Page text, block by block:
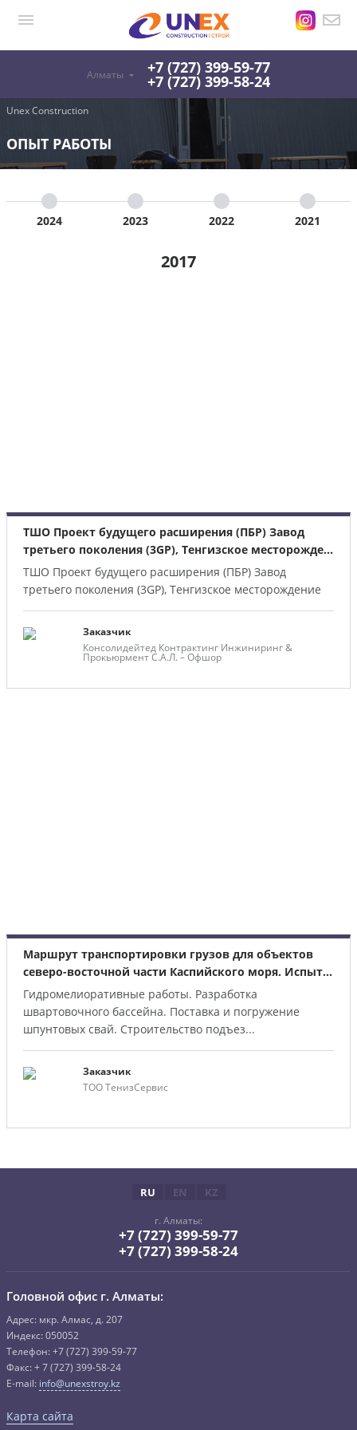
Алматы +7 (727) 399-59-77
+7 (727) 399-58-24
Unex Construction
ОПЫТ РАБОТЫ
2024 2023 2022 2021
2017
ТШО Проект будущего расширения (ПБР) Завод
третьего поколения (3GP), Тенгизское месторожде...
ТШО Проект будущего расширения (ПБР) Завод
третьего поколения (3GP), Тенгизское месторождение
Заказчик
Консолидейтед Контрактинг Инжиниринг &
Прокьюрмент С.А.Л. – Офшор
Маршрут транспортировки грузов для объектов
северо-восточной части Каспийского моря. Испыт...
Гидромелиоративные работы. Разработка
швартовочного бассейна. Поставка и погружение
шпунтовых свай. Строительство подъез...
Заказчик
ТОО ТенизСервис
RU EN KZ
г. Алматы:
+7 (727) 399-59-77
+7 (727) 399-58-24
Головной офис г. Алматы:
Адрес: мкр. Алмас, д. 207
Индекс: 050052
Телефон:+7 (727) 399-59-77
Факс:+ 7 (727) 399-58-24
E-mail: info@unexstroy.kz
Карта сайта